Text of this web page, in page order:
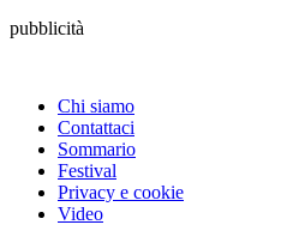
pubblicità
Chi siamo
Contattaci
Sommario
Festival
Privacy e cookie
Video